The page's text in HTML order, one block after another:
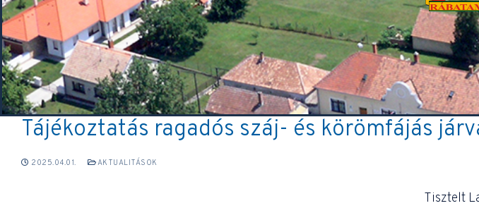
Tájékoztatás ragadós száj- és körömfájás
2025.04.01. AKTUALITÁSOK
Tisztelt